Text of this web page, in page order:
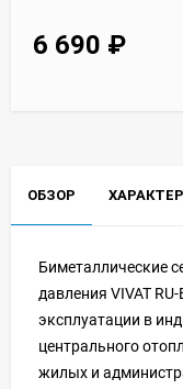
6 690 ₽
ОБЗОР
Биметаллические
давления VIVAT
эксплуатации в
центрального
жилых и